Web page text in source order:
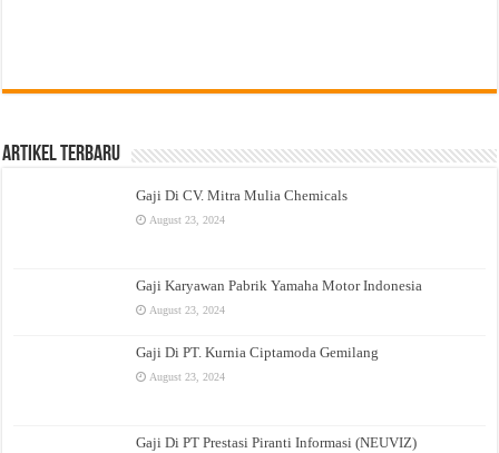
Artikel Terbaru
Gaji Di CV. Mitra Mulia Chemicals
August 23, 2024
Gaji Karyawan Pabrik Yamaha Motor Indonesia
August 23, 2024
Gaji Di PT. Kurnia Ciptamoda Gemilang
August 23, 2024
Gaji Di PT Prestasi Piranti Informasi (NEUVIZ)